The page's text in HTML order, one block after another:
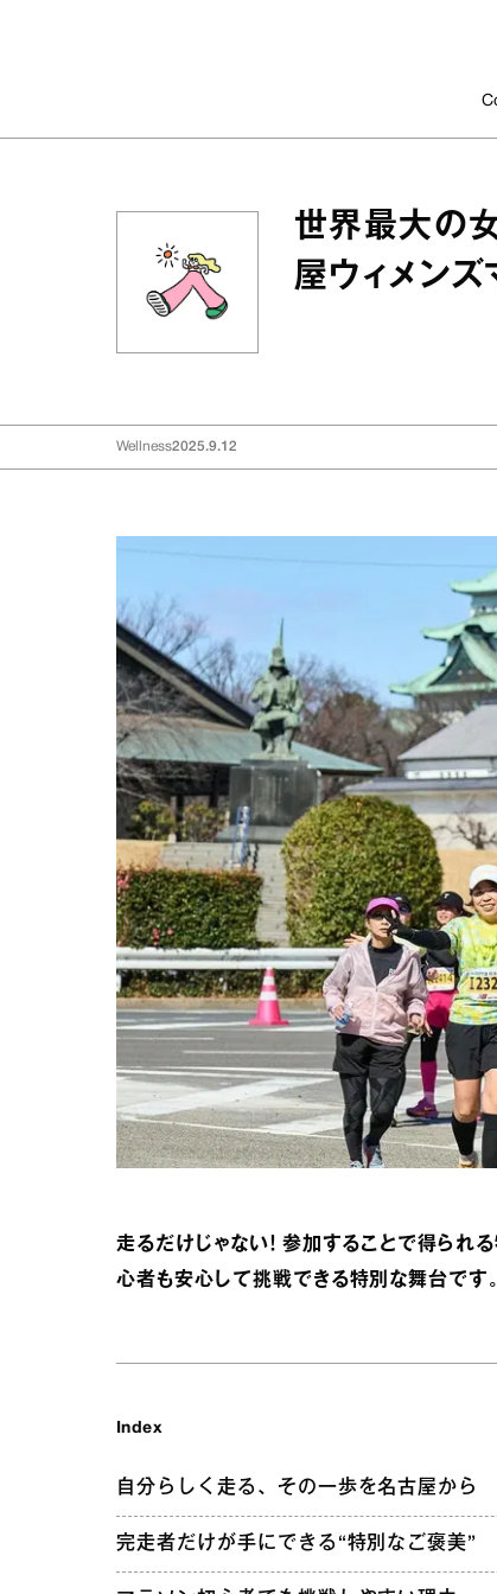
世界最大の
屋ウィメン
Wellness2025.9.12
走るだけじゃない！ 参加することで得られ
心者も安心して挑戦できる特別な舞台です。
Index
自分らしく走る、その一歩を名古屋から
完走者だけが手にできる“特別なご褒美”